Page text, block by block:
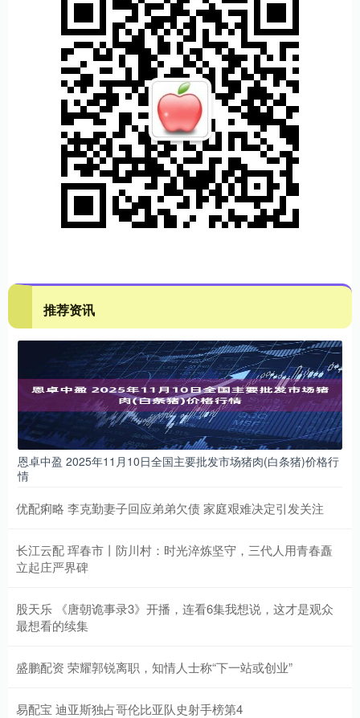
推荐资讯
恩卓中盈 2025年11月10日全国主要批发市场猪肉(白条猪)价格行
情
优配痢略 李克勤妻子回应弟弟欠债 家庭艰难决定引发关注
长江云配 珲春市丨防川村：时光淬炼坚守，三代人用青春矗
立起庄严界碑
股天乐 《唐朝诡事录3》开播，连看6集我想说，这才是观众
最想看的续集
盛鹏配资 荣耀郭锐离职，知情人士称“下一站或创业”
易配宝 迪亚斯独占哥伦比亚队史射手榜第4